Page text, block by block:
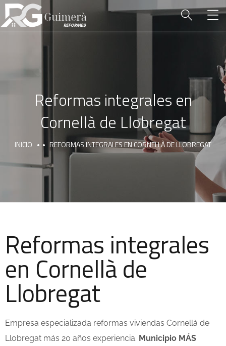
Reformas integrales en
Cornellà de Llobregat
INICIO REFORMAS INTEGRALES EN CORNELLÀ DE LLOBREGAT
Reformas integrales
en Cornellà de
Llobregat
Empresa especializada reformas viviendas Cornellà de
Llobregat más 20 años experiencia. Municipio MÁS